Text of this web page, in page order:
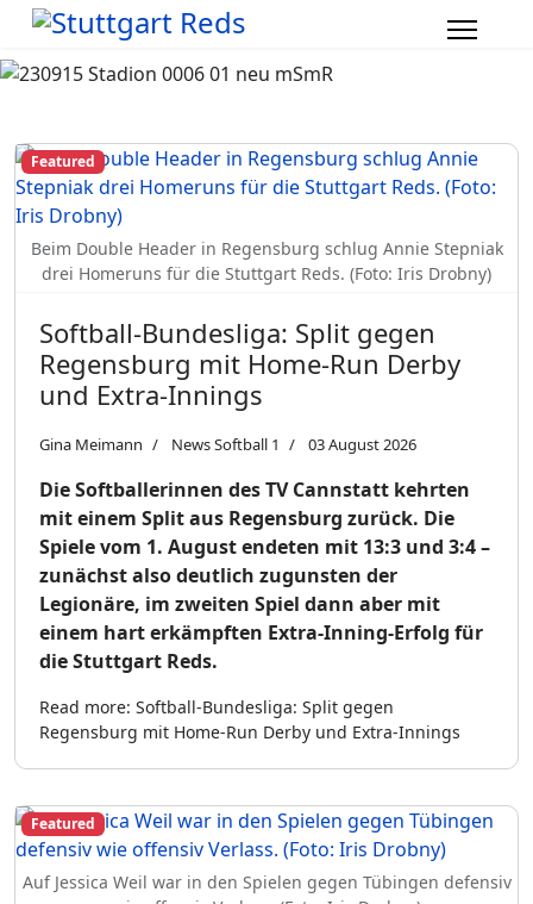
Beim Double Header in Regensburg schlug Annie Stepniak
drei Homeruns für die Stuttgart Reds. (Foto: Iris Drobny)
Featured
Softball-Bundesliga: Split gegen
Regensburg mit Home-Run Derby
und Extra-Innings
Gina Meimann News Softball 1 03 August 2026
Die Softballerinnen des TV Cannstatt kehrten
mit einem Split aus Regensburg zurück. Die
Spiele vom 1. August endeten mit 13:3 und 3:4 –
zunächst also deutlich zugunsten der
Legionäre, im zweiten Spiel dann aber mit
einem hart erkämpften Extra-Inning-Erfolg für
die Stuttgart Reds.
Read more: Softball-Bundesliga: Split gegen
Regensburg mit Home-Run Derby und Extra-Innings
Auf Jessica Weil war in den Spielen gegen Tübingen defensiv
Featured